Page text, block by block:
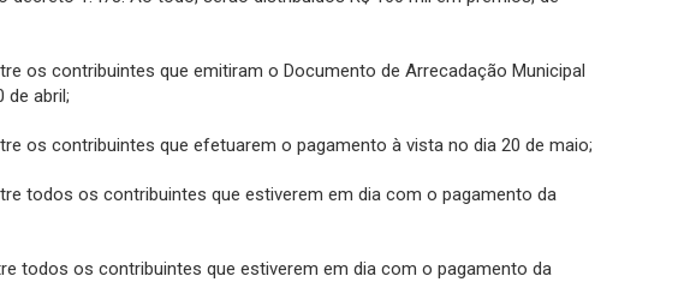
os contribuintes que emitiram o Documento de Arrecadação Municipal
de abril;
os contribuintes que efetuarem o pagamento à vista no dia 20 de maio;
todos os contribuintes que estiverem em dia com o pagamento da
todos os contribuintes que estiverem em dia com o pagamento da